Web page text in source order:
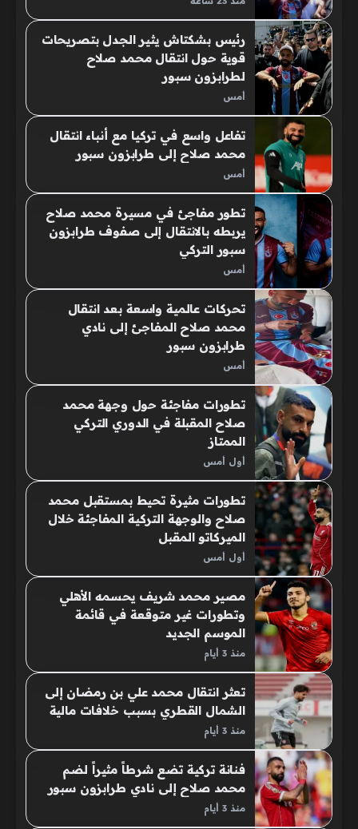
رئيس بشكتاش يثير الجدل بتصريحات
قوية حول انتقال محمد صلاح
لطرابزون سبور
أمس
تفاعل واسع في تركيا مع أنباء انتقال
محمد صلاح إلى طرابزون سبور
أمس
تطور مفاجئ في مسيرة محمد صلاح
يربطه بالانتقال إلى صفوف طرابزون
سبور التركي
أمس
تحركات عالمية واسعة بعد انتقال
محمد صلاح المفاجئ إلى نادي
طرابزون سبور
أمس
تطورات مفاجئة حول وجهة محمد
صلاح المقبلة في الدوري التركي
الممتاز
أول أمس
تطورات مثيرة تحيط بمستقبل محمد
صلاح والوجهة التركية المفاجئة خلال
الميركاتو المقبل
أول أمس
مصير محمد شريف يحسمه الأهلي
وتطورات غير متوقعة في قائمة
الموسم الجديد
منذ 3 أيام
تعثر انتقال محمد علي بن رمضان إلى
الشمال القطري بسبب خلافات مالية
منذ 3 أيام
فنانة تركية تضع شرطاً مثيراً لضم
محمد صلاح إلى نادي طرابزون سبور
منذ 3 أيام